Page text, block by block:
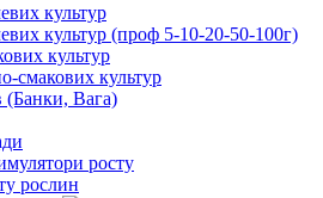
культур
культур (проф 5-10-20-50-100г)
культур
смакових культур
(Банки, Вага)
росту
рослин